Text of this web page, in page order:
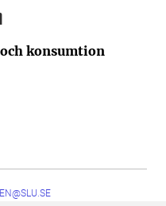
konsumtion